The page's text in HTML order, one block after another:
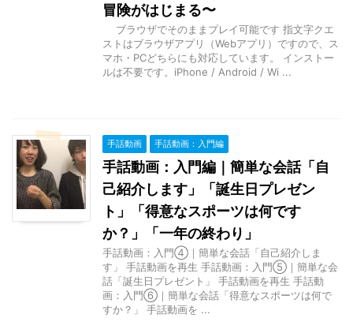
冒険がはじまる〜
ブラウザでそのままプレイ可能です 指文字クエ
ストはブラウザアプリ（Webアプリ）ですので、ス
マホ・PCどちらにも対応しています。 インストー
ルは不要です。iPhone / Android / Wi ...
手話動画 手話動画：入門編
手話動画：入門編｜簡単な会話「自
己紹介します」「誕生日プレゼン
ト」「得意なスポーツは何です
か？」「一年の終わり」
手話動画：入門④｜簡単な会話「自己紹介しま
す」 手話動画を再生 手話動画：入門⑤｜簡単な会
話「誕生日プレゼント」 手話動画を再生 手話動
画：入門⑥｜簡単な会話「得意なスポーツは何で
すか？」 手話動画を ...